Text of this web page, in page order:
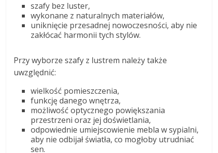
szafy bez luster,
wykonane z naturalnych materiałów,
uniknięcie przesadnej nowoczesności, aby nie
zakłócać harmonii tych stylów.
Przy wyborze szafy z lustrem należy także
uwzględnić:
wielkość pomieszczenia,
funkcję danego wnętrza,
możliwość optycznego powiększania
przestrzeni oraz jej doświetlania,
odpowiednie umiejscowienie mebla w sypialni,
aby nie odbijał światła, co mogłoby utrudniać
sen.